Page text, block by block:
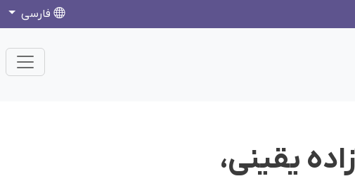
فارسی
یقینی،